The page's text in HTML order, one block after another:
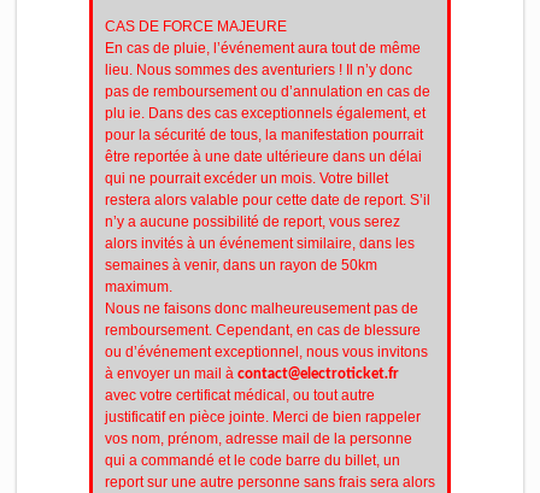
CAS DE FORCE MAJEURE
En cas de pluie, l’événement aura tout de même
lieu. Nous sommes des aventuriers ! Il n’y donc
pas de remboursement ou d’annulation en cas de
plu ie. Dans des cas exceptionnels également, et
pour la sécurité de tous, la manifestation pourrait
être reportée à une date ultérieure dans un délai
qui ne pourrait excéder un mois. Votre billet
restera alors valable pour cette date de report. S’il
n’y a aucune possibilité de report, vous serez
alors invités à un événement similaire, dans les
semaines à venir, dans un rayon de 50km
maximum.
Nous ne faisons donc malheureusement pas de
remboursement. Cependant, en cas de blessure
ou d’événement exceptionnel, nous vous invitons
à envoyer un mail à contact@electroticket.fr
avec votre certificat médical, ou tout autre
justificatif en pièce jointe. Merci de bien rappeler
vos nom, prénom, adresse mail de la personne
qui a commandé et le code barre du billet, un
report sur une autre personne sans frais sera alors